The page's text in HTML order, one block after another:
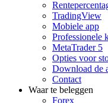
TradingView
Mobiele app
Professionele
MetaTrader 5
Opties voor
Download de
Contact
Waar te beleggen
Forex